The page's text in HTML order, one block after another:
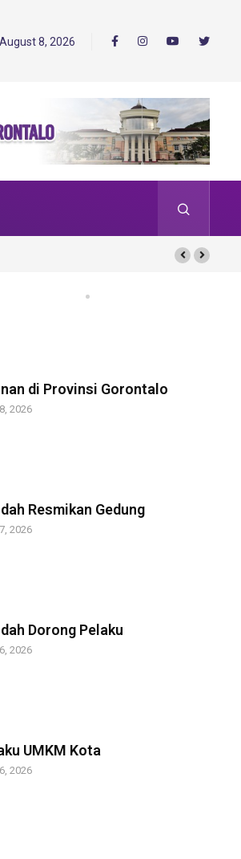
August 8, 2026
di Provinsi Gorontalo
2026
Resmikan Gedung
2026
Dorong Pelaku
2026
UMKM Kota
2026